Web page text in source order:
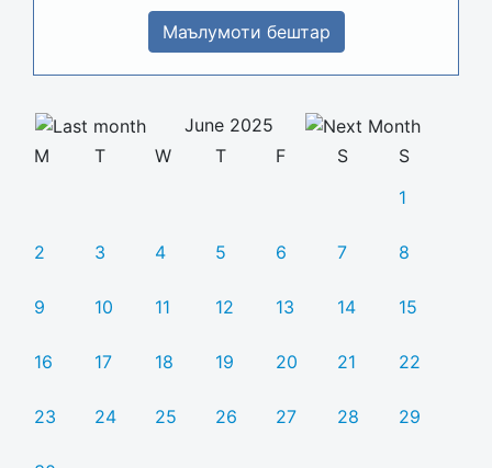
Маълумоти бештар
June 2025
M
T W T F S
S
1
2 3 4 5 6 7 8
9 10 11 12 13 14 15
16 17 18 19 20 21 22
23 24 25 26 27 28 29